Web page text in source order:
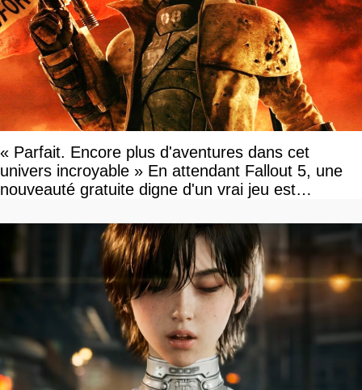
« Parfait. Encore plus d'aventures dans cet
univers incroyable » En attendant Fallout 5, une
nouveauté gratuite digne d'un vrai jeu est